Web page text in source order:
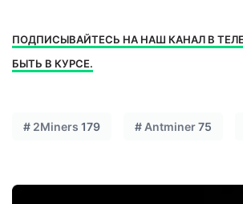
ПОДПИСЫВАЙТЕСЬ НА НАШ КАНАЛ В
БЫТЬ В КУРСЕ.
# 2Miners 179 # Antminer75